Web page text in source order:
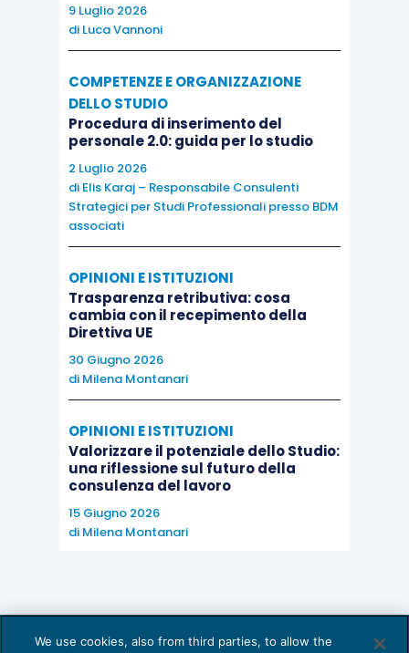
9 Luglio 2026
di Luca Vannoni
COMPETENZE E ORGANIZZAZIONE
DELLO STUDIO
Procedura di inserimento del
personale 2.0: guida per lo studio
2 Luglio 2026
di Elis Karaj – Responsabile Consulenti
Strategici per Studi Professionali presso BDM
associati
OPINIONI E ISTITUZIONI
Trasparenza retributiva: cosa
cambia con il recepimento della
Direttiva UE
30 Giugno 2026
di Milena Montanari
OPINIONI E ISTITUZIONI
Valorizzare il potenziale dello Studio:
una riflessione sul futuro della
consulenza del lavoro
15 Giugno 2026
di Milena Montanari
We use cookies, also from third parties, to allow the